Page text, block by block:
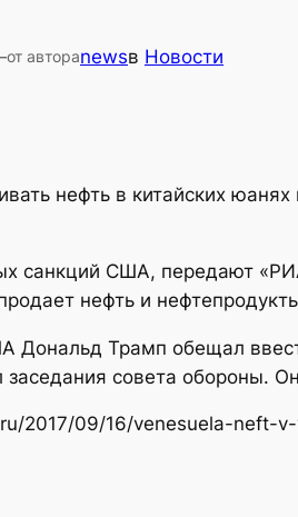
от автораnewsв Новости
нефть в китайских
санкций США, передают
нефть и
Трамп обещал
совета обороны.
2017/09/16/venesuela-neft-